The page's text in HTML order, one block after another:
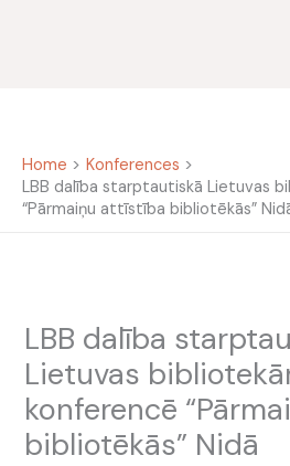
Home
Konferences
LBB dalība starptautiskā Lietuvas
“Pārmaiņu attīstība bibliotēkās”
LBB dalība
Lietuvas
konferencē
bibliotēkās” Nidā